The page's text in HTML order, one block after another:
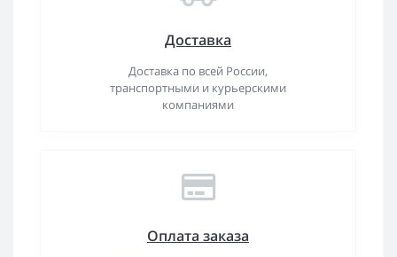
Доставка
Доставка по всей России,
транспортными и курьерскими
компаниями
Оплата заказа